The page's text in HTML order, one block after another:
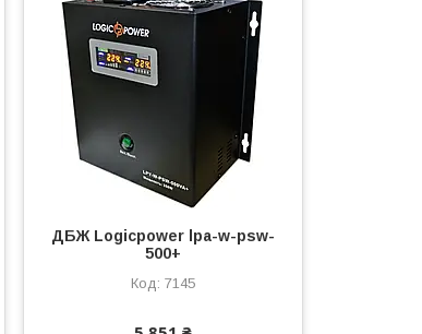
ДБЖ Logicpower lpa-w-psw-
500+
7145